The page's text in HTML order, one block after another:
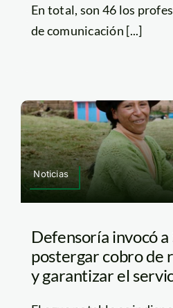
En total, son 46 los
de comunicación [...]
Noticias
Defensoría invocó a
postergar cobro de
y garantizar el